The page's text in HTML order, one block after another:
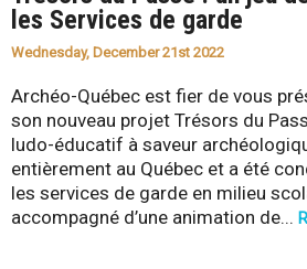
les Services de garde
Wednesday, December 21st 2022
Archéo-Québec est fier de vous
son nouveau projet Trésors du
ludo-éducatif à saveur
entièrement au Québec et a été
les services de garde en milieu
accompagné d’une animation de...